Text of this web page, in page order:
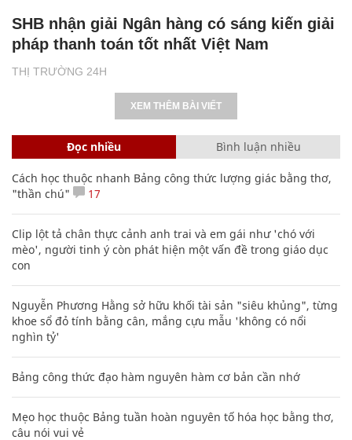
THỊ TRƯỜNG 24H
SHB nhận giải Ngân hàng có sáng kiến giải
pháp thanh toán tốt nhất Việt Nam
XEM THÊM BÀI VIẾT
Đọc nhiều Bình luận nhiều
Cách học thuộc nhanh Bảng công thức lượng giác bằng thơ,
"thần chú"
17
Clip lột tả chân thực cảnh anh trai và em gái như 'chó với
mèo', người tinh ý còn phát hiện một vấn đề trong giáo dục
con
Nguyễn Phương Hằng sở hữu khối tài sản "siêu khủng", từng
khoe sổ đỏ tính bằng cân, mắng cựu mẫu 'không có nổi
nghìn tỷ'
Bảng công thức đạo hàm nguyên hàm cơ bản cần nhớ
Mẹo học thuộc Bảng tuần hoàn nguyên tố hóa học bằng thơ,
câu nói vui vẻ